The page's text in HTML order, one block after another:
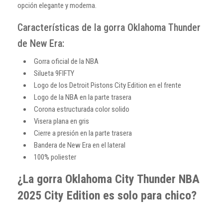
opción elegante y moderna.
Características de la gorra Oklahoma Thunder
de New Era:
Gorra oficial de la NBA
Silueta 9FIFTY
Logo de los Detroit Pistons City Edition en el frente
Logo de la NBA en la parte trasera
Corona estructurada color solido
Visera plana en gris
Cierre a presión en la parte trasera
Bandera de New Era en el lateral
100% poliester
¿La gorra Oklahoma City Thunder NBA
2025 City Edition es solo para chico?